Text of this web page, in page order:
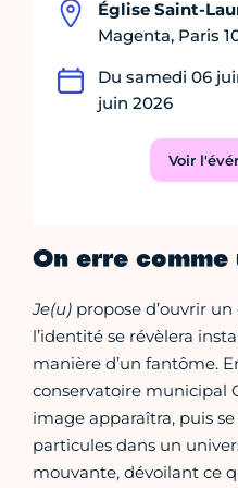
Église Saint-
Magenta, Paris
Du samedi 06
juin 2026
Voir
On erre
Je(u) propose d’ouvrir
l’identité se révèlera
manière d’un fantôme.
conservatoire municipal
image apparaîtra, puis
particules dans un
mouvante, dévoilant ce